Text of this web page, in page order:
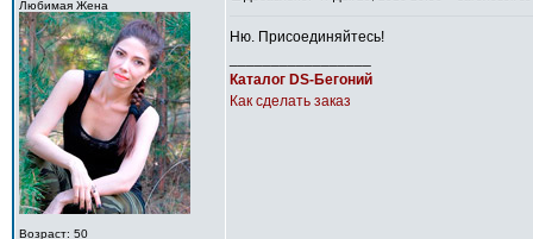
Любимая Жена
Возраст: 50
Ню. Присоединяйтесь!
Каталог DS-Бегоний
Как сделать заказ